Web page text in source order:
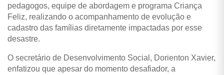
pedagogos, equipe de abordagem e programa Criança
Feliz, realizando o acompanhamento de evolução e
cadastro das famílias diretamente impactadas por esse
desastre.
O secretário de Desenvolvimento Social, Dorienton Xavier,
enfatizou que apesar do momento desafiador, a